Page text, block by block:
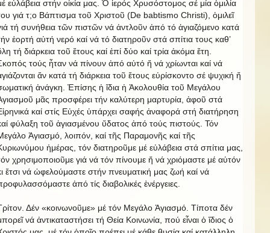
εὐλάβεια στήν οἰκία μας. Ὁ ἱερός Χρυσόστομος σέ μία ὁμιλία
γιά τ;o Βάπτισμα τοῦ Χριστοῦ (De babtismo Christi), ὁμιλεῖ
τή συνήθεια τῶν πιστῶν νά ἀντλοῦν ἀπό τό ἁγιαζόμενο κατά
ἑορτή αὐτή νερό καί νά τό διατηροῦν στά σπίτια τους καθ’
τή διάρκεια τοῦ ἔτους καί ἐπί δύο καί τρία ἀκόμα ἔτη.
τούς ἦταν νά πίνουν ἀπό αὐτό ἤ νά χρίωνται καί νά
ἄν κατά τή διάρκεια τοῦ ἔτους εὐρίσκοντο σέ ψυχική ἤ
ἀνάγκη. Ἐπίσης ἡ ἴδια ἡ Ἀκολουθία τοῦ Μεγάλου
μᾶς προσφέρει τήν καλύτερη μαρτυρία, ἀφοῦ στά
καί στίς Εὐχές ὑπάρχει σαφής ἀναφορά στή διατήρηση
φύλαξη τοῦ ἁγιασμένου ὕδατος ἀπό τούς πιστούς. Τόν
Ἁγιασμό, λοιπόν, καί τῆς Παραμονῆς καί τῆς
ἡμέρας, τόν διατηροῦμε μέ εὐλάβεια στά σπίτια μας,
χρησιμοποιοῦμε γιά νά τόν πίνουμε ἤ νά χριόμαστε μέ αὐτόν
ἔτσι νά ὠφελούμαστε στήν πνευματική μας ζωή καί νά
ἀπό τίς διαβολικές ἐνέργειες.
Δέν «κοινωνοῦμε» μέ τόν Μεγάλο Ἁγιασμό. Τίποτα δέν
νά ἀντικαταστήσει τή Θεία Κοινωνία, πού εἶναι ὁ ἴδιος ὁ